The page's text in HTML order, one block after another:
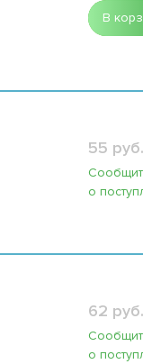
В
55 руб.
о
62 руб.
о